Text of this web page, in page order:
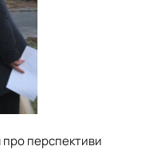
про перспективи